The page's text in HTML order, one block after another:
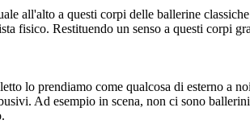
all'alto a questi corpi delle ballerine
fisico. Restituendo un senso a questi corpi
lo prendiamo come qualcosa di esterno a
Ad esempio in scena, non ci sono